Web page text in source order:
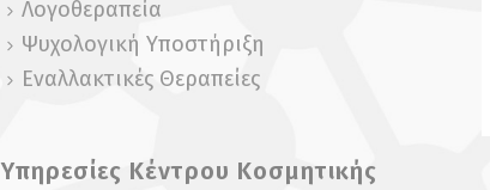
Λογοθεραπεία
Ψυχολογική Yποστήριξη
Εναλλακτικές Θεραπείες
Υπηρεσίες Κέντρου Κοσμητικής